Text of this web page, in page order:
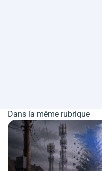
Dans la même rubrique